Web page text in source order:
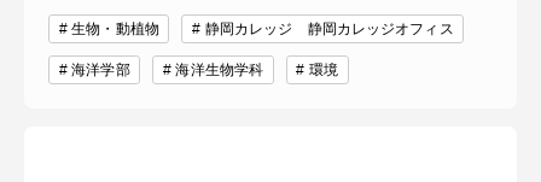
生物・動植物 静岡カレッジ 静岡カレッジオフィス
海洋学部 海洋生物学科 環境